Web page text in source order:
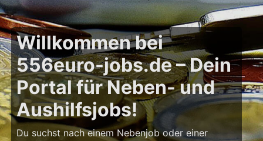
Willkommen bei
556euro-jobs.de – Dein
Portal für Neben- und
Aushilfsjobs!
Du suchst nach einem Nebenjob oder einer